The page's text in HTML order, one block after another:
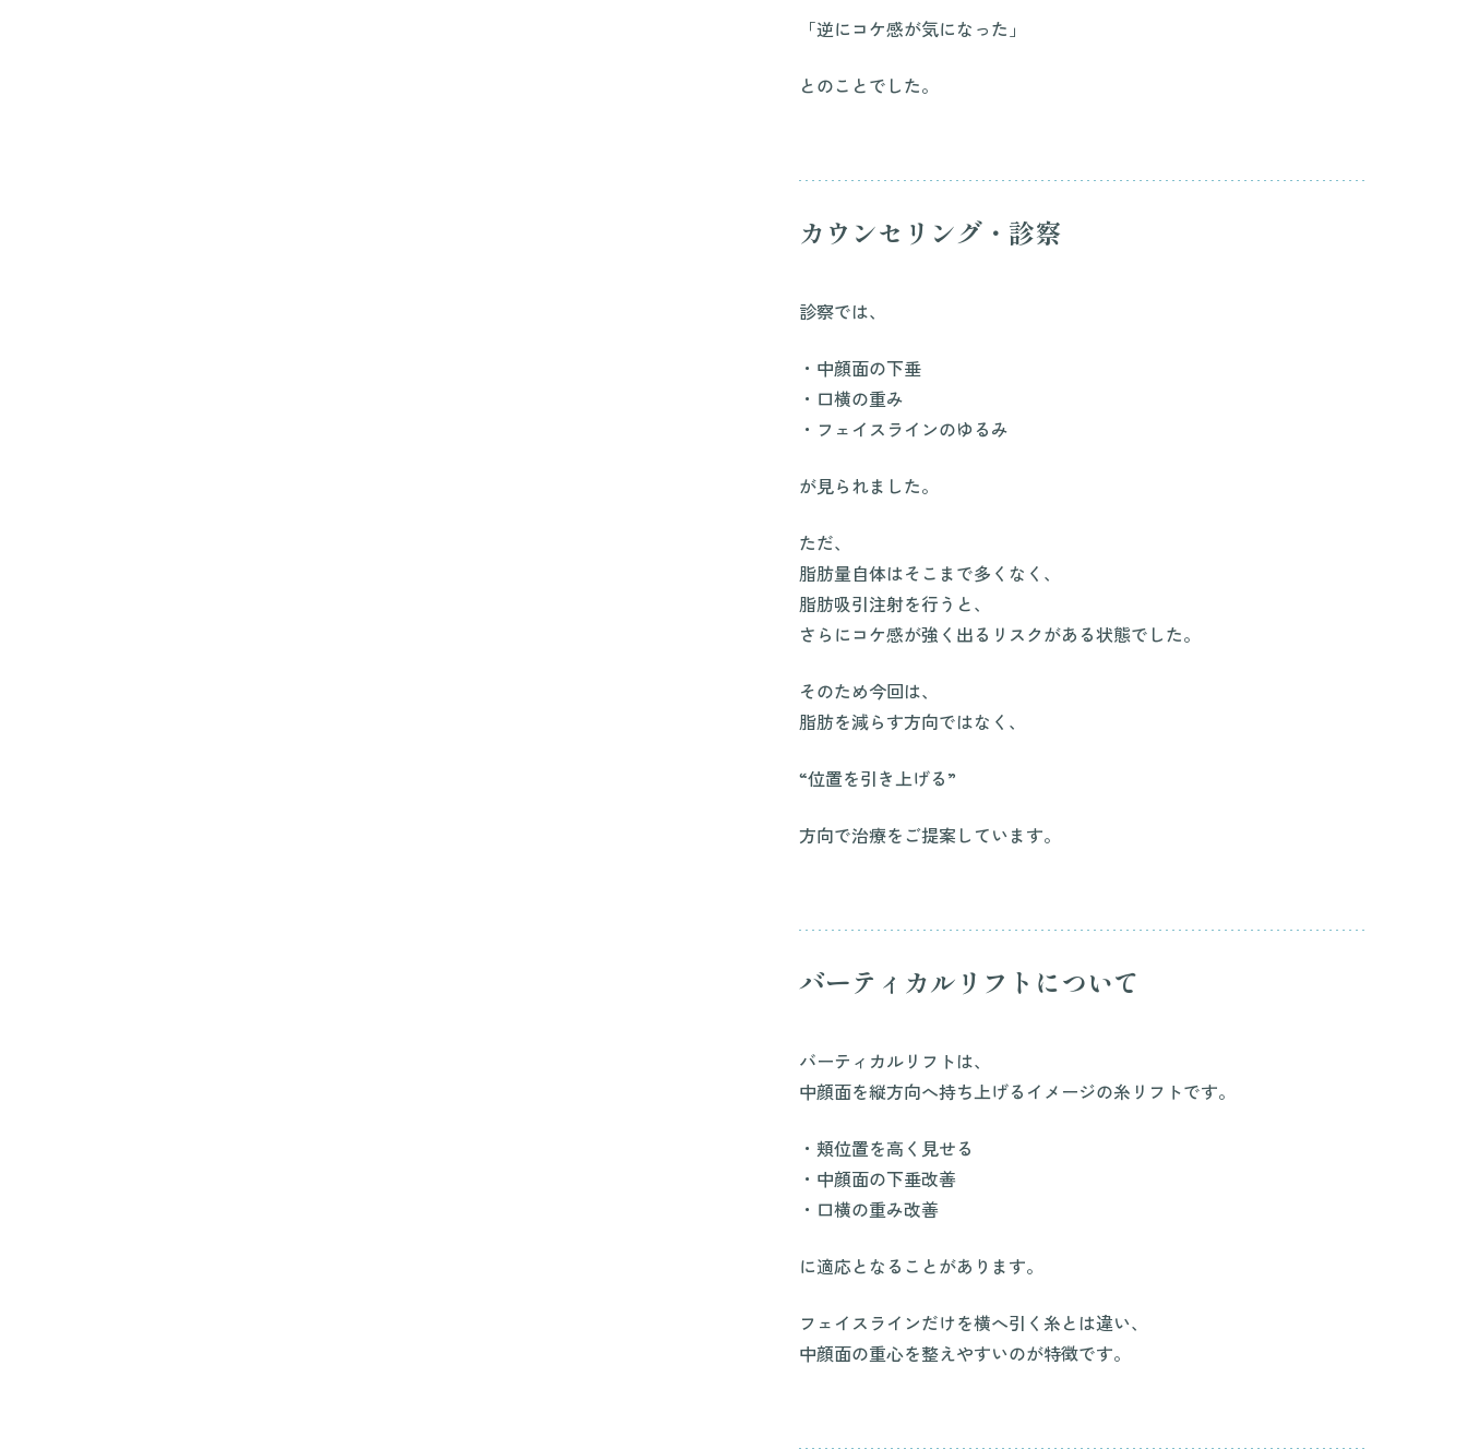
「逆にコケ感が気になった」
とのことでした。
カウンセリング・診察
診察では、
・中顔面の下垂
・口横の重み
・フェイスラインのゆるみ
が見られました。
ただ、
脂肪量自体はそこまで多くなく、
脂肪吸引注射を行うと、
さらにコケ感が強く出るリスクがある状態でした。
そのため今回は、
脂肪を減らす方向ではなく、
“位置を引き上げる”
方向で治療をご提案しています。
バーティカルリフトについて
バーティカルリフトは、
中顔面を縦方向へ持ち上げるイメージの糸リフトです。
・頬位置を高く見せる
・中顔面の下垂改善
・口横の重み改善
に適応となることがあります。
フェイスラインだけを横へ引く糸とは違い、
中顔面の重心を整えやすいのが特徴です。